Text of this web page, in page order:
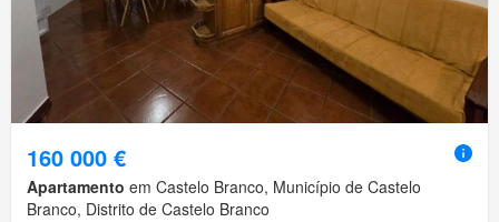
160 000 €
Apartamento em Castelo Branco, Município de Castelo
Branco, Distrito de Castelo Branco